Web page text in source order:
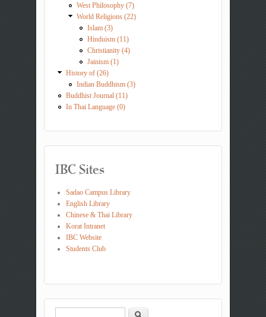
West Philosophy (7)
World Religions (22)
Islam (3)
Hinduism (11)
Christianity (4)
Jainism (1)
History of (26)
Indian Buddhism (3)
Buddhist Journal (11)
In Thai Language (0)
IBC Sites
Sadao Campus Library
English Library
Chinese & Thai Library
Korat Intranet
IBC Website
Students Club
Search